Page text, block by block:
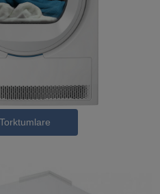
Torktumlare